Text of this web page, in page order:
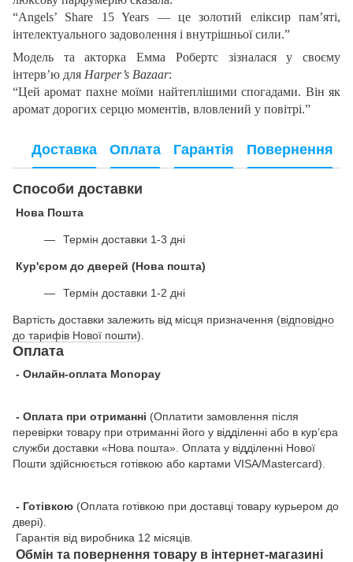
“Angels’ Share 15 Years — це золотий еліксир пам’яті,
інтелектуального задоволення і внутрішньої сили.”
Модель та акторка Емма Робертс зізналася у своєму
інтерв’ю для Harper’s Bazaar:
“Цей аромат пахне моїми найтеплішими спогадами. Він як
аромат дорогих серцю моментів, вловлений у повітрі.”
Доставка Оплата Гарантія Повернення
Способи доставки
Нова Пошта
Термін доставки 1-3 дні
Кур'єром до дверей (Нова пошта)
Термін доставки 1-2 дні
Вартість доставки залежить від місця призначення (відповідно
до тарифів Нової пошти).
Оплата
- Онлайн-оплата Monopay
- Оплата при отриманні (Оплатити замовлення після
перевірки товару при отриманні його у відділенні або в кур’єра
служби доставки «Нова пошта». Оплата у відділенні Нової
Пошти здійснюється готівкою або картами VISA/Mastercard).
- Готівкою (Оплата готівкою при доставці товару курьером до
двері).
Гарантія від виробника 12 місяців.
Обмін та повернення товару в інтернет-магазині